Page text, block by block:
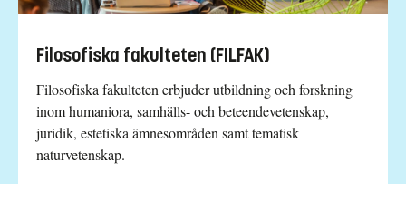
Filosofiska fakulteten (FILFAK)
Filosofiska fakulteten erbjuder utbildning och forskning
inom humaniora, samhälls- och beteendevetenskap,
juridik, estetiska ämnesområden samt tematisk
naturvetenskap.